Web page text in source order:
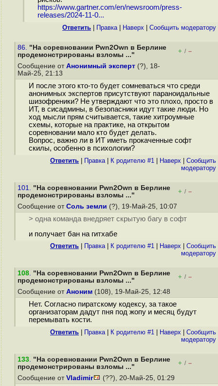
https://www.gartner.com/en/newsroom/press-
releases/2024-11-0...
Ответить Правка| Наверх Cообщить модератору
86. "На соревновании Pwn2Own в Берлине
продемонстрированы взломы ..."
+ / –
Сообщение от Анонимный эксперт (?), 18-
Май-25, 21:13
И после этого кто-то будет сомневаться что среди
анонимных экспертов присутствуют параноидальные
шизофреники? Не утверждают что это плохо, просто в
ИТ, в сисадмины, в безопасники идут такие люди. Но
ход мысли прям считывается, такие хитроумные
схемы, которые на практике, на открытом
соревновании мало кто будет делать.
Вопрос, важно ли в ИТ иметь прокаченные софт
скилы, особенно в психологии?
Ответить Правка| К родителю #1 Наверх
Cообщить
модератору
101. "На соревновании Pwn2Own в Берлине
продемонстрированы взломы ..."
+ / –
Сообщение от Соль земли (?), 19-Май-25, 10:07
> одна команда внедряет скрытую багу в софт
и получает бан на гитхабе
Ответить Правка| К родителю #1 Наверх
Cообщить
модератору
108. "На соревновании Pwn2Own в Берлине
продемонстрированы взломы ..."
+ / –
Сообщение от Аноним (108), 19-Май-25, 12:48
Нет. Согласно пиратскому кодексу, за такое
организаторам дадут пня под жопу и месяц будут
перемывать кости.
Ответить Правка| К родителю #1 Наверх
Cообщить
модератору
133. "На соревновании Pwn2Own в Берлине
продемонстрированы взломы ..."
+ / –
Сообщение от Vladimir (??), 20-Май-25, 01:29